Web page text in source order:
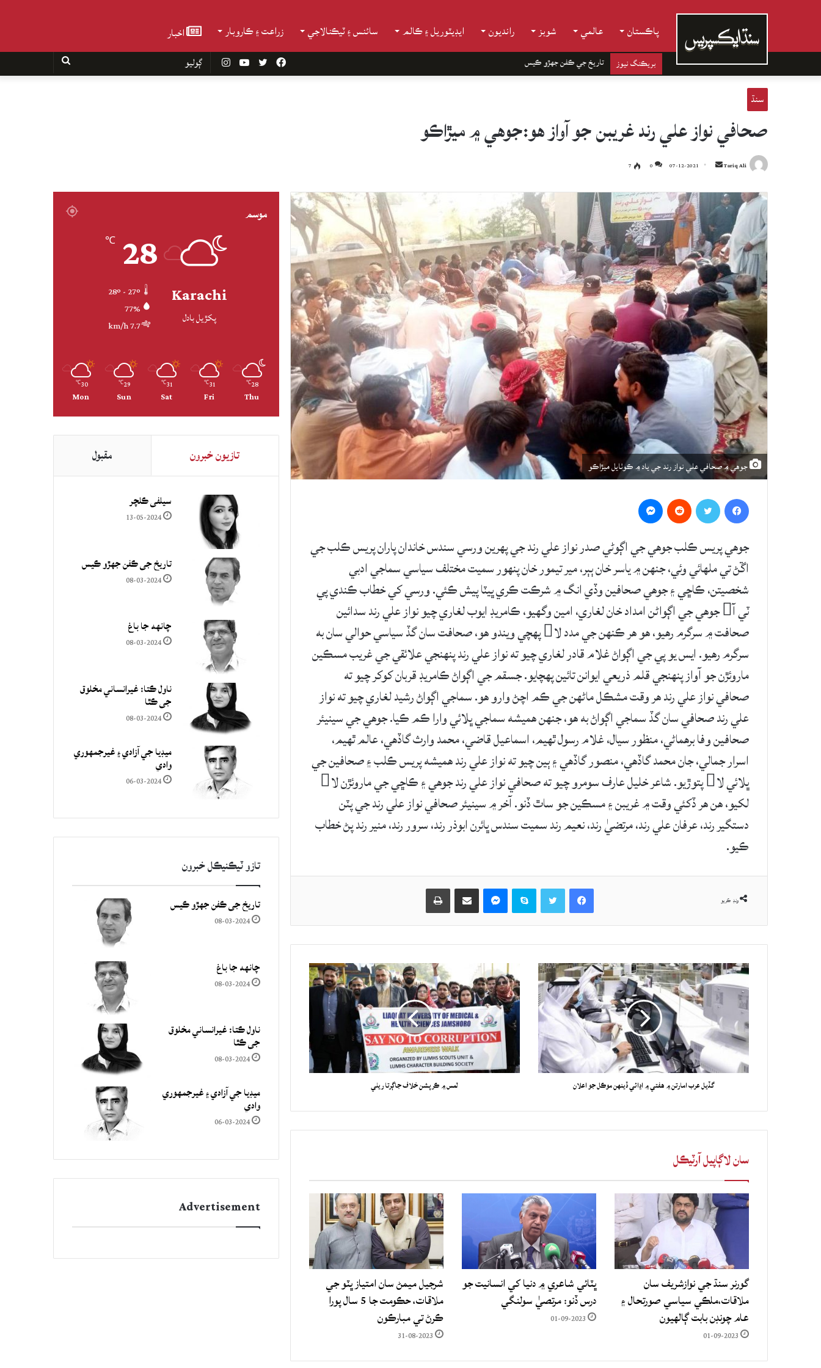
پاڪستان عالمي شوبز رانديون ايڊيٽوريل ۽ ڪالم سائنس ۽ ٽيڪنالاجي زراعت ۽ ڪاروبار اخبار
بريڪنگ نيوز تاريخ جي ڪفن جھڙو ڪيس InstagramYouTube Twitter
Facebook
سنڌ
صحافي نواز علي رند غريبن جو آواز هو:جوهي ۾ ميڙاڪو
Tariq Ali
Send
email
07-12-2021
0
7
جوهي ۾ صحافي علي نواز رند جي ياد ۾ ڪوٺايل ميڙاڪو
جوھي پريس ڪلب جوھي جي اڳوڻي صدر نواز علي رند جي پھرين ورسي سندس خاندان پاران پريس ڪلب جي
اڱڻ تي ملھائي وئي، جنھن ۾ ياسر خان ٻٻر، مير تيمور خان پنھور سميت مختلف سياسي سماجي ادبي
شخصيتن، ڪاڇي ۽ جوھي صحافين وڏي انگ ۾ شرڪت ڪري ڀيٽا پيش ڪئي. ورسي کي خطاب ڪندي پي
ٽي آ جوھي جي اڳواڻن امداد خان لغاري، امين وگھيو، ڪامريڊ ايوب لغاري چيو نواز علي رند سدائين
صحافت ۾ سرگرم رهيو، هو هر ڪنهن جي مدد لا پهچي ويندو هو، صحافت سان گڏ سياسي حوالي سان به
سرگرم رهيو. ايس يو پي جي اڳواڻ غلام قادر لغاري چيو ته نواز علي رند پنھنجي علائقي جي غريب مسڪين
ماروئڙن جو آواز پنھنجي قلم ذريعي ايوانن تائين پھچايو. جسقم جي اڳواڻ ڪامريڊ قربان کوکر چيو ته
صحافي نواز علي رند ھر وقت مشڪل ماڻھن جي ڪم اچڻ وارو ھو. سماجي اڳواڻ رشيد لغاري چيو ته نواز
علي رند صحافي سان گڏ سماجي اڳواڻ به ھو، جنھن ھميشه سماجي ڀلائي وارا ڪم ڪيا. جوھي جي سينيئر
صحافين وفا برهماڻي، منظور سيال، غلام رسول ٿهيم، اسماعيل قاضي، محمد وارث گاڏھي، عالم ٿھيم،
اسرار جمالي، جان محمد گاڏھي، منصور گاڏھي ۽ ٻين چيو ته نواز علي رند ھميشه پريس ڪلب ۽ صحافين جي
ڀلائي لا پتوڙيو. شاعر خليل عارف سومرو چيو ته صحافي نواز علي رند جوھي ۽ ڪاڇي جي ماروئڙن لا
لکيو، هن ھر ڏکئي وقت ۾ غريبن ۽ مسڪين جو ساٿ ڏنو. آخر ۾ سينيئر صحافي نواز علي رند جي پٽن
دستگير رند، عرفان علي رند، مرتضيٰ رند، نعيم رند سميت سندس ڀائرن ابوذر رند، سرور رند، منير رند پڻ خطاب
ڪيو.
ونڊ ڪريو
Facebook
Skype حصيداري ڪريو اي ميل ذريعي
گڏيل عرب امارتن ۾ هفتي ۾ اڍائي ڏينهن موڪل جو اعلان لمس ۾ ڪرپشن خلاف جاڳرتا ريلي
سان لاڳاپيل آرٽيڪل
گورنر سنڌ جي نوازشريف سان
ملاقات،ملڪي سياسي صورتحال ۽
عام چونڊن بابت ڳالهيون
01-09-2023
ڀٽائي شاعري ۾ دنيا کي انسانيت جو
درس ڏنو: مرتصيٰ سولنگي
01-09-2023
شرجيل ميمڻ سان امتياز ڀٽو جي
ملاقات، حڪومت جا 5 سال پورا
ڪرڻ تي مبارڪون
31-08-2023
موسم
Karachi
پکڙيل بادل
28
℃
77%
7.7 km/h
28
℃
Thu
31
℃
Fri
31
℃
Sat
29
℃
Sun
30
℃
Mon
تازيون خبرون مقبول
سيلفي ڪلچر
13-05-2024
تاريخ جي ڪفن جھڙو ڪيس
08-03-2024
چانهه جا باغ
08-03-2024
ناول ڪتا: غيرانساني مخلوق
جي ڪٿا
08-03-2024
ميڊيا جي آزادي ۽ غيرجمھوري
وادي
06-03-2024
تازو ٽيڪنيڪل خبرون
تاريخ جي ڪفن جھڙو ڪيس
08-03-2024
چانهه جا باغ
08-03-2024
ناول ڪتا: غيرانساني مخلوق
جي ڪٿا
08-03-2024
ميڊيا جي آزادي ۽ غيرجمھوري
وادي
06-03-2024
Advertisement